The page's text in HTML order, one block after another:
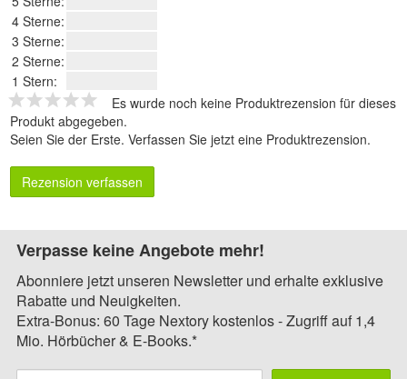
4 Sterne:
3 Sterne:
2 Sterne:
1 Stern:
Es wurde noch keine Produktrezension für dieses
Produkt abgegeben.
Seien Sie der Erste. Verfassen Sie jetzt eine Produktrezension.
Rezension verfassen
Verpasse keine Angebote mehr!
Abonniere jetzt unseren Newsletter und erhalte exklusive
Rabatte und Neuigkeiten.
Extra-Bonus: 60 Tage Nextory kostenlos - Zugriff auf 1,4
Mio. Hörbücher & E-Books.*